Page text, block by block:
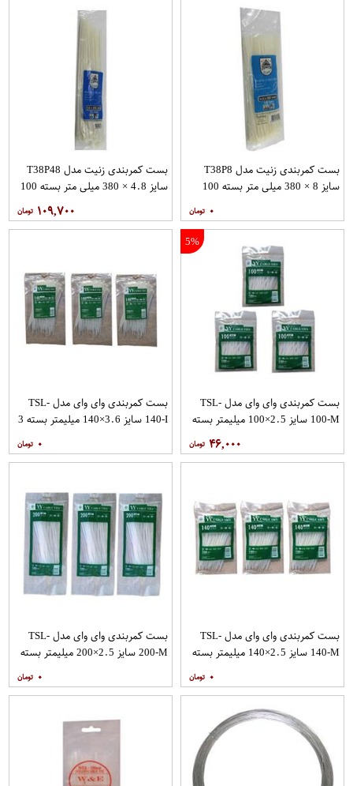
بست کمربندی زنیت مدل T38P8
سایز 8 × 380 میلی متر بسته 100
۰
بست کمربندی زنیت مدل T38P48
سایز 4.8 × 380 میلی متر بسته 100
۱۰۹,۷۰۰
5%
بست کمربندی وای وای مدل TSL-
100-M سایز 2.5×100 میلیمتر بسته
۴۶,۰۰۰
بست کمربندی وای وای مدل TSL-
140-I سایز 3.6×140 میلیمتر بسته 3
۰
بست کمربندی وای وای مدل TSL-
140-M سایز 2.5×140 میلیمتر بسته
۰
بست کمربندی وای وای مدل TSL-
200-M سایز 2.5×200 میلیمتر بسته
۰